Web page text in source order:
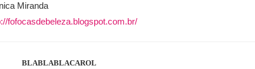
Miranda
fofocasdebeleza.blogspot.com.br/
BLABLABLACAROL